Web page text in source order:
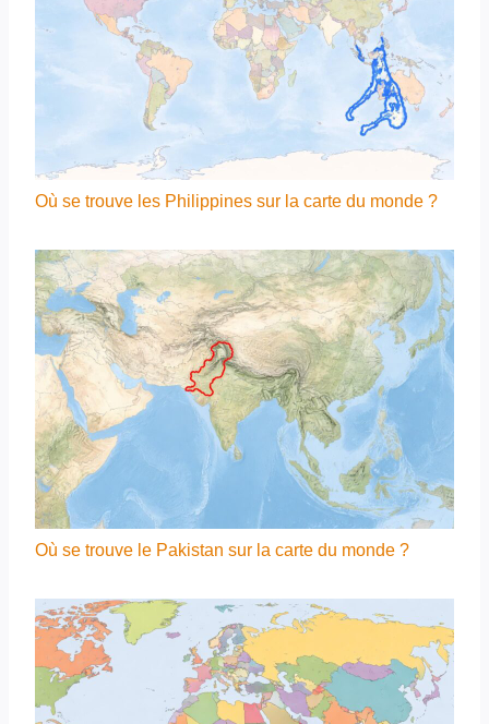
Où se trouve les Philippines sur la carte du monde ?
Où se trouve le Pakistan sur la carte du monde ?